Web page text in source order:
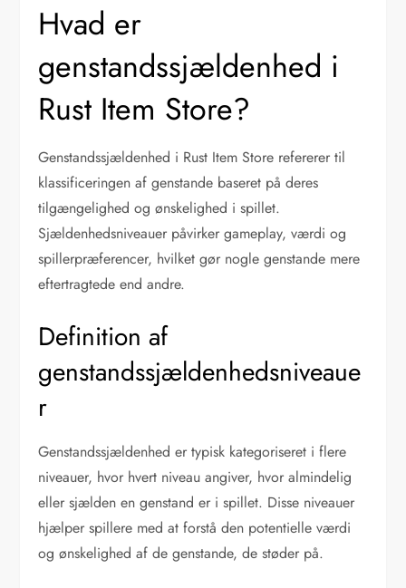
Hvad er
genstandssjældenhed i
Rust Item Store?
Genstandssjældenhed i Rust Item Store refererer til
klassificeringen af genstande baseret på deres
tilgængelighed og ønskelighed i spillet.
Sjældenhedsniveauer påvirker gameplay, værdi og
spillerpræferencer, hvilket gør nogle genstande mere
eftertragtede end andre.
Definition af
genstandssjældenhedsniveaue
r
Genstandssjældenhed er typisk kategoriseret i flere
niveauer, hvor hvert niveau angiver, hvor almindelig
eller sjælden en genstand er i spillet. Disse niveauer
hjælper spillere med at forstå den potentielle værdi
og ønskelighed af de genstande, de støder på.